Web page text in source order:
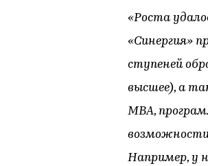
«Роста
«Синергия»
ступеней
высшее), а
МВА,
возможности
Например, у